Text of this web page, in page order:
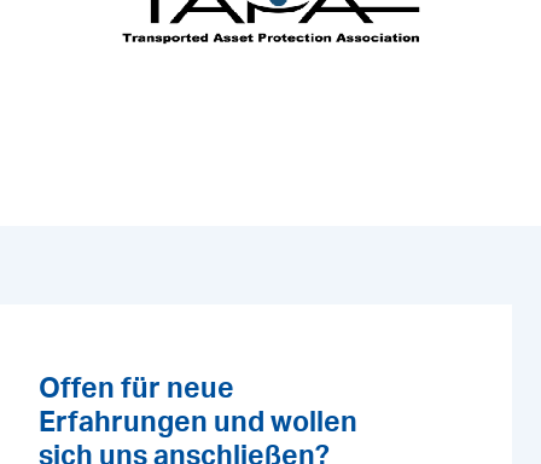
Offen für neue
Erfahrungen und wollen
sich uns anschließen?